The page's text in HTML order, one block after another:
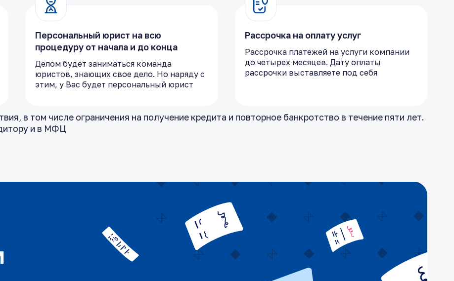
Персональный юрист на всю
процедуру от начала и до конца
Делом будет заниматься команда
юристов, знающих свое дело. Но наряду с
этим, у Вас будет персональный юрист
Рассрочка на оплату услуг
Рассрочка платежей на услуги компании
до четырех месяцев. Дату оплаты
рассрочки выставляете под себя
в том числе ограничения на получение кредита и повторное банкротство в течение пяти лет.
и в МФЦ